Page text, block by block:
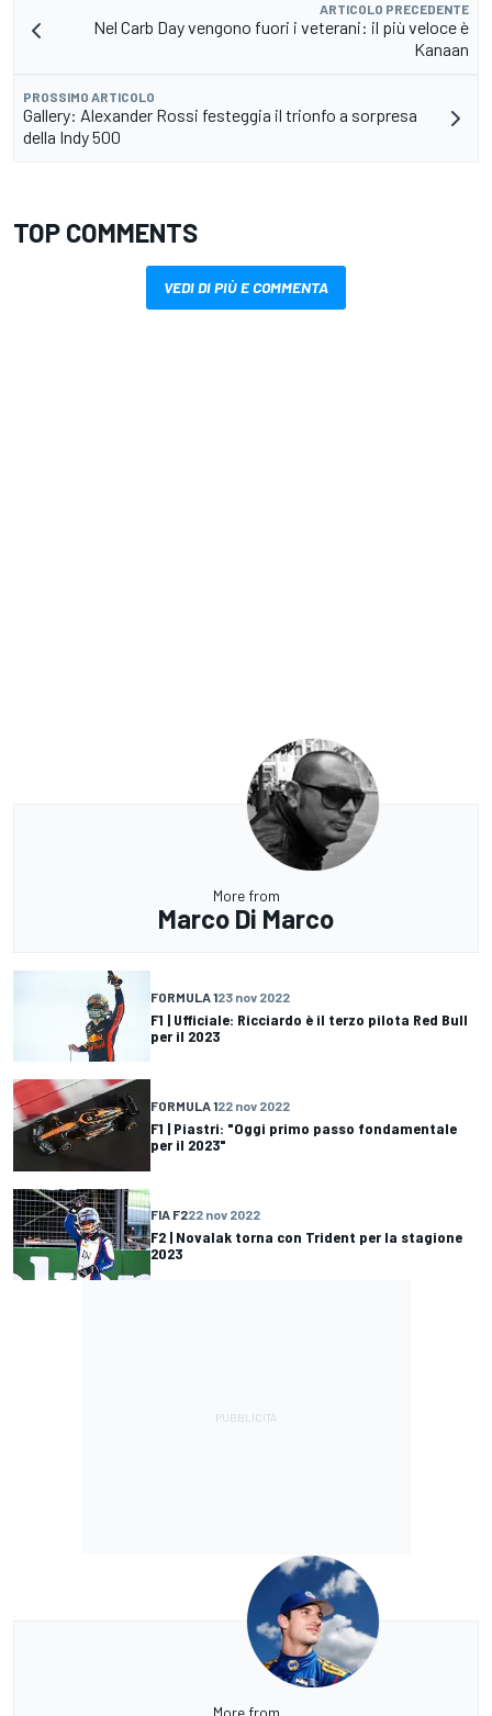
ARTICOLO PRECEDENTE
Nel Carb Day vengono fuori i veterani: il più veloce è
Kanaan
PROSSIMO ARTICOLO
Gallery: Alexander Rossi festeggia il trionfo a sorpresa
della Indy 500
TOP COMMENTS
VEDI DI PIÙ E COMMENTA
More from
Marco Di Marco
FORMULA 123 nov 2022
F1 | Ufficiale: Ricciardo è il terzo pilota Red Bull
per il 2023
FORMULA 122 nov 2022
F1 | Piastri: "Oggi primo passo fondamentale
per il 2023"
FIA F222 nov 2022
F2 | Novalak torna con Trident per la stagione
2023
More from